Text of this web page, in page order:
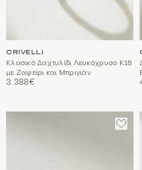
CRIVELLI
Κλασικό Δαχτυλίδι Λευκόχρυσο Κ18
με Ζαφείρι και Μπριγιάν
3.388€
ΣΤΑ